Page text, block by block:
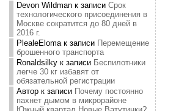
Devon Wildmanк записи Срок
технологического присоединения в
Москве сократится до 80 дней в
2016 г.
PlealeElomaк записи Перемещение
брошенного транспорта
Ronaldsilkyк записи Беспилотники
легче 30 кг избавят от
обязательной регистрации
Авторк записи Почему постоянно
пахнет дымом в микрорайоне